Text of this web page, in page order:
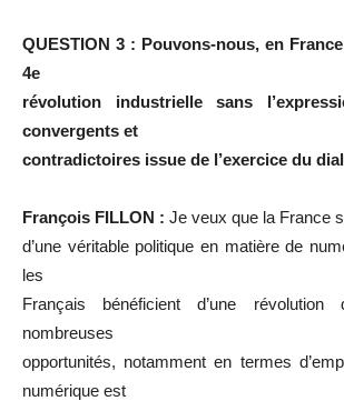
QUESTION 3 : Pouvons-nous, en
4e
révolution industrielle sans
convergents et
contradictoires issue de l’exercice du
François FILLON : Je veux que la France
d’une véritable politique en matière de
les
Français bénéficient d’une
nombreuses
opportunités, notamment en termes
numérique est